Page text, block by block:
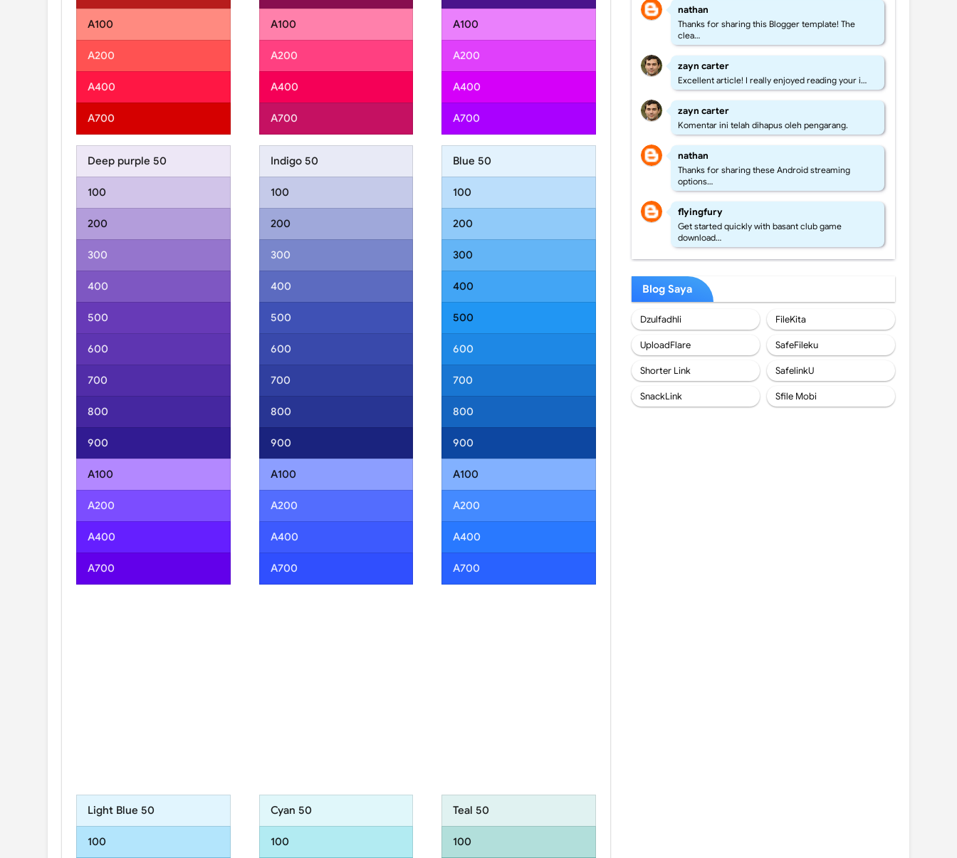
A100
A200
A400
A700
A100
A200
A400
A700
A100
A200
A400
A700
Deep purple 50
100
200
300
400
500
600
700
800
900
A100
A200
A400
A700
Indigo 50
100
200
300
400
500
600
700
800
900
A100
A200
A400
A700
Blue 50
100
200
300
400
500
600
700
800
900
A100
A200
A400
A700
Light Blue 50
100
Cyan 50
100
Teal 50
100
nathan
Thanks for sharing this Blogger template! The
clea…
zayn carter
Excellent article! I really enjoyed reading your i…
zayn carter
Komentar ini telah dihapus oleh pengarang.
nathan
Thanks for sharing these Android streaming
options…
flyingfury
Get started quickly with basant club game
download…
Blog Saya
Dzulfadhli FileKita
UploadFlare SafeFileku
Shorter Link SafelinkU
SnackLink Sfile Mobi